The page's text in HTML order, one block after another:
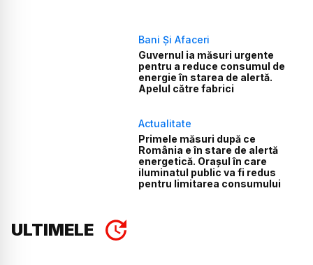
Bani Și Afaceri
Guvernul ia măsuri urgente
pentru a reduce consumul de
energie în starea de alertă.
Apelul către fabrici
Actualitate
Primele măsuri după ce
România e în stare de alertă
energetică. Orașul în care
iluminatul public va fi redus
pentru limitarea consumului
ULTIMELE